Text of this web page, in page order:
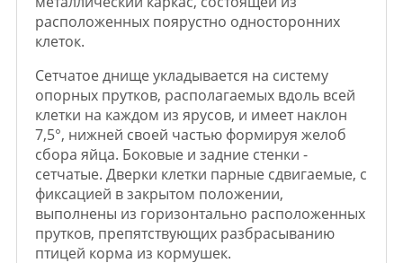
расположенных поярустно односторонних
клеток.
Сетчатое днище укладывается на систему
опорных прутков, располагаемых вдоль всей
клетки на каждом из ярусов, и имеет наклон
7,5°, нижней своей частью формируя желоб
сбора яйца. Боковые и задние стенки -
сетчатые. Дверки клетки парные сдвигаемые, с
фиксацией в закрытом положении,
выполнены из горизонтально расположенных
прутков, препятствующих разбрасыванию
птицей корма из кормушек.